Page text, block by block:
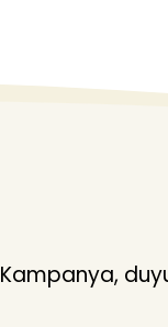
Kampanya,